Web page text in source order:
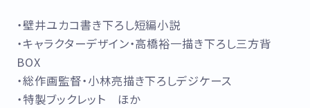
・壁井ユカコ書き下ろし短編小説
・キャラクターデザイン・高橋裕一描き下ろし三方背
BOX
・総作画監督・小林亮描き下ろしデジケース
・特製ブックレット ほか